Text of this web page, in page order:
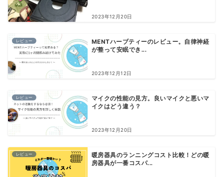
2023年12月20日
レビュー
MENTハーブティーのレビュー。自律神経
が整って安眠でき...
2023年12月12日
レビュー
マイクの性能の見方。良いマイクと悪いマ
イクはどう違う？
2023年12月20日
レビュー
暖房器具のランニングコスト比較！どの暖
房器具が一番コスパ...